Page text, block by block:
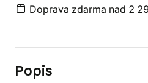
Doprava zdarma nad 2
Popis